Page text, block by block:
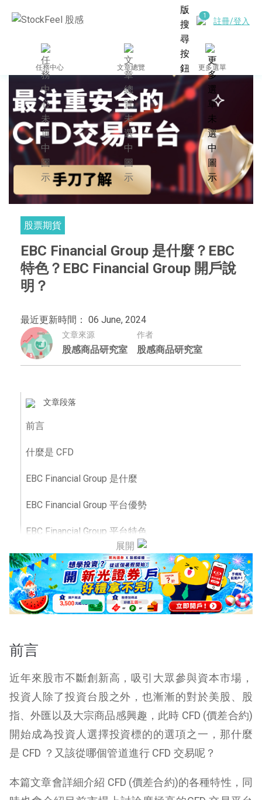
註冊/登入
任務中心 文章總覽 更多選單
股票期貨
EBC Financial Group 是什麼？EBC
特色？EBC Financial Group 開戶說
明？
最近更新時間： 06 June, 2024
文章來源
股感商品研究室
作者
股感商品研究室
文章段落
前言
什麼是 CFD
EBC Financial Group 是什麼
EBC Financial Group 平台優勢
EBC Financial Group 平台特色
EBC Financial Group 開戶教學
EBC Financial Group 大事記
EBC Financial Group 投資交流群
展開
前言
近年來股市不斷創新高，吸引大眾參與資本市場，
投資人除了投資台股之外，也漸漸的對於美股、股
指、外匯以及大宗商品感興趣，此時 CFD (價差合約)
開始成為投資人選擇投資標的的選項之一，那什麼
是 CFD ？又該從哪個管道進行 CFD 交易呢？
本篇文章會詳細介紹 CFD (價差合約)的各種特性，同